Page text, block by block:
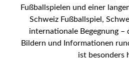
Fußballspielen und einer
Schweiz Fußballspiel,
internationale Begegnung –
Bildern und Informationen
ist besonders